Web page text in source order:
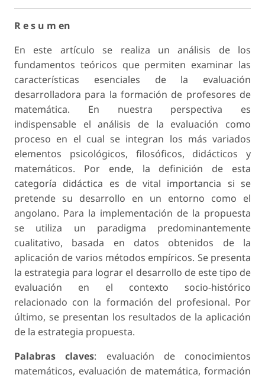
R e s u m en
En este artículo se realiza un análisis de los
fundamentos teóricos que permiten examinar las
características esenciales de la evaluación
desarrolladora para la formación de profesores de
matemática. En nuestra perspectiva es
indispensable el análisis de la evaluación como
proceso en el cual se integran los más variados
elementos psicológicos, filosóficos, didácticos y
matemáticos. Por ende, la definición de esta
categoría didáctica es de vital importancia si se
pretende su desarrollo en un entorno como el
angolano. Para la implementación de la propuesta
se utiliza un paradigma predominantemente
cualitativo, basada en datos obtenidos de la
aplicación de varios métodos empíricos. Se presenta
la estrategia para lograr el desarrollo de este tipo de
evaluación en el contexto socio-histórico
relacionado con la formación del profesional. Por
último, se presentan los resultados de la aplicación
de la estrategia propuesta.
Palabras claves: evaluación de conocimientos
matemáticos, evaluación de matemática, formación